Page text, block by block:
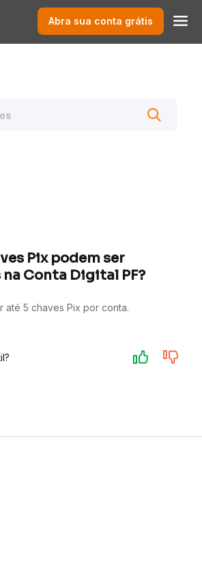
Abra sua conta grátis
Pix podem ser
Conta Digital PF?
até 5 chaves Pix por conta.